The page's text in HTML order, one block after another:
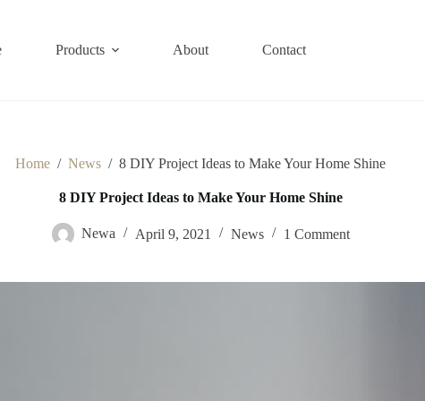
Products About Contact
Home / News / 8 DIY Project Ideas to Make Your Home Shine
8 DIY Project Ideas to Make Your Home Shine
Newa April 9, 2021 News 1 Comment